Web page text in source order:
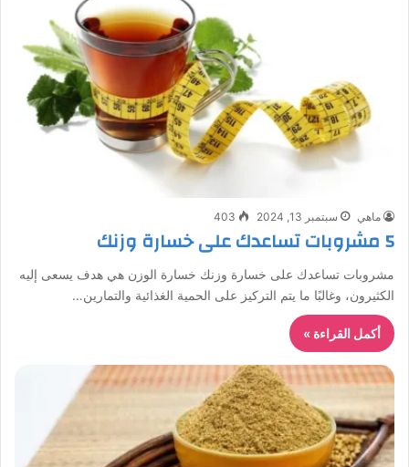
ماهي سبتمبر 13, 2024 403
5 مشروبات تساعدك على خسارة وزنك
مشروبات تساعدك على خسارة وزنك خسارة الوزن هي هدف يسعى إليه
الكثيرون، وغالبًا ما يتم التركيز على الحمية الغذائية والتمارين…
أكمل القراءة »